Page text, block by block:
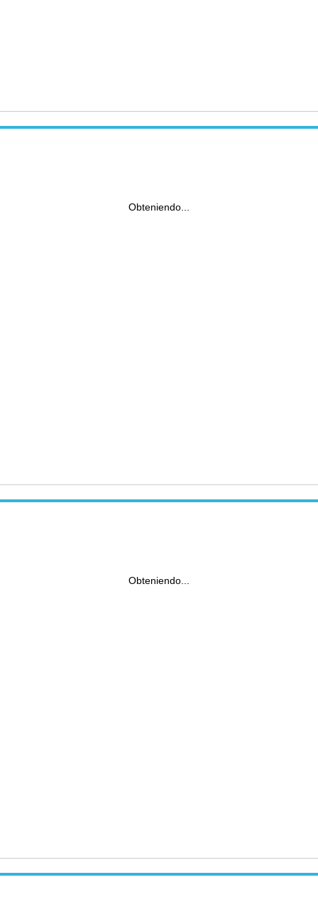
Obteniendo...
Obteniendo...